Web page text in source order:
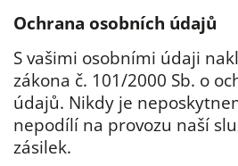
Ochrana osobních údajů
S vašimi osobními údaji
zákona č. 101/2000 Sb. o
údajů. Nikdy je
nepodílí na provozu naší
zásilek.